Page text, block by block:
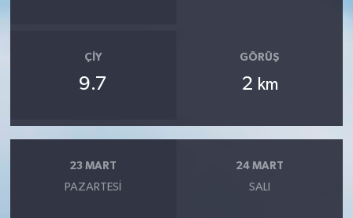
ÇIY
9.7
GÖRÜŞ
2 km
23 MART
PAZARTESI
24 MART
SALI